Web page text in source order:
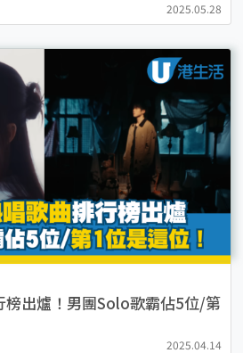
2025.05.28
榜出爐！男團Solo歌霸佔5位/第
2025.04.14